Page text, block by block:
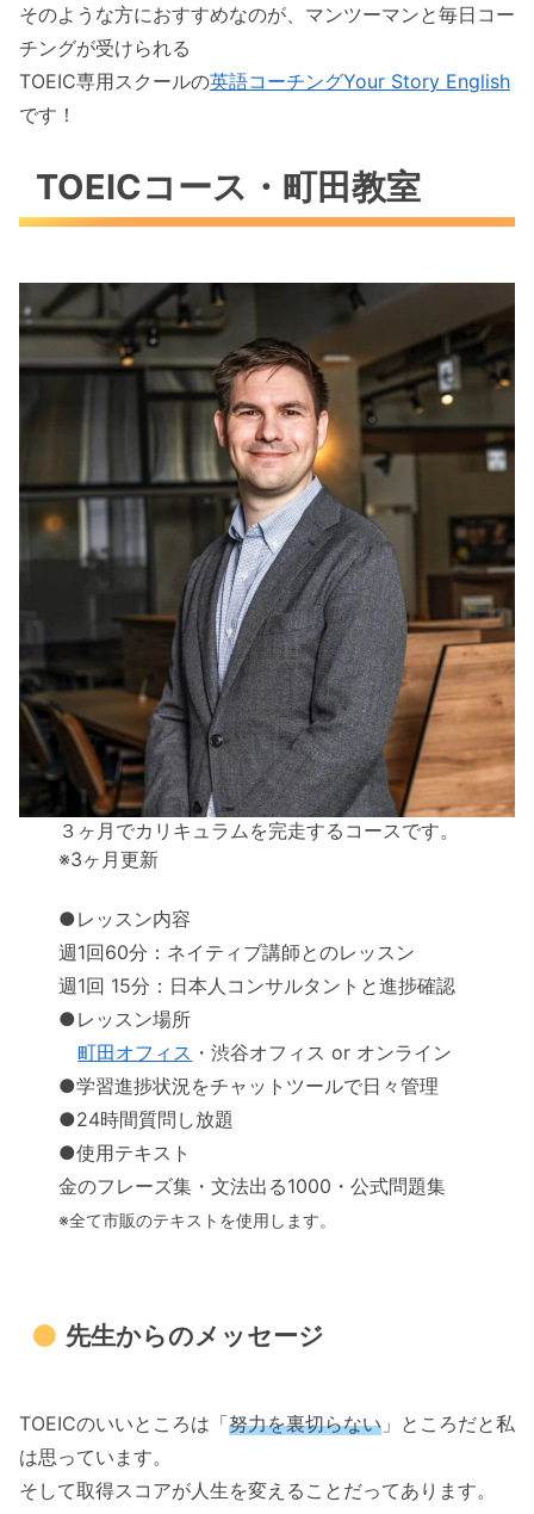
そのような方におすすめなのが、マンツーマンと毎日コー
チングが受けられる
TOEIC専用スクールの英語コーチングYour Story English
です！
TOEICコース・町田教室
３ヶ月でカリキュラムを完走するコースです。
※3ヶ月更新
●レッスン内容
週1回60分：ネイティブ講師とのレッスン
週1回 15分：日本人コンサルタントと進捗確認
●レッスン場所
町田オフィス ・渋谷オフィス or オンライン
●学習進捗状況をチャットツールで日々管理
●24時間質問し放題
●使用テキスト
金のフレーズ集・文法出る1000・公式問題集
※全て市販のテキストを使用します。
先生からのメッセージ
TOEICのいいところは「努力を裏切らない 」ところだと私
は思っています。
そして取得スコアが人生を変えることだってあります。